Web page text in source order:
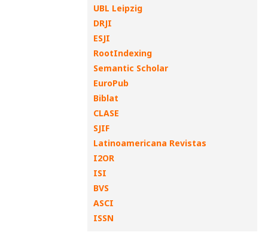
UBL Leipzig
DRJI
ESJI
RootIndexing
Semantic Scholar
EuroPub
Biblat
CLASE
SJIF
Latinoamericana Revistas
I2OR
ISI
BVS
ASCI
ISSN